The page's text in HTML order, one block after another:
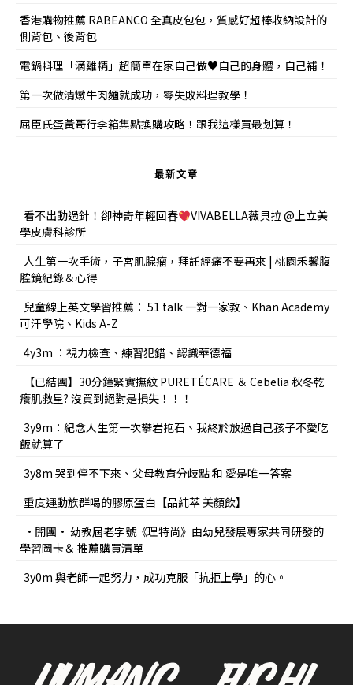
香港購物推薦 RABEANCO 全真皮包包，質感好超棒收納設計的
側背包、後背包
電鍋料理「滴雞精」超簡單在家自己做♥自己的身體，自己補！
第一次做清燉牛肉麵就成功，零失敗料理教學！
屈臣氏蛋黃哥行李箱集點換購攻略！跟我這樣買最划算！
最新文章
看不出動過針！卻神奇年輕回春
VIVABELLA薇貝拉 @上立美
學皮膚科診所
人生第一次手術，子宮肌腺瘤，拜託經痛不要再來 | 桃園禾馨腹
腔鏡紀錄＆心得
兒童線上英文學習推薦： 51 talk 一對一家教、Khan Academy
可汗學院、Kids A-Z
4y3m ：視力檢查、練習犯錯、認識華德福
【已結團】30分鐘緊實撫紋 PURETÉCARE ＆ Cebelia 秋冬乾
癢肌救星? 沒買到絕對是損失！！！
3y9m：紀念人生第一次攀岩抱石、我終於放過自己孩子不愛吃
飯就算了
3y8m 哭到停不下來、父母教育分歧點 和 愛是唯一答案
重度運動族群喝的膠原蛋白【品純萃 美顏飲】
•開團• 幼教屆老字號《理特尚》由幼兒發展專家共同研發的
學習圖卡＆ 推薦購買清單
3y0m 與老師一起努力，成功克服「抗拒上學」的心。